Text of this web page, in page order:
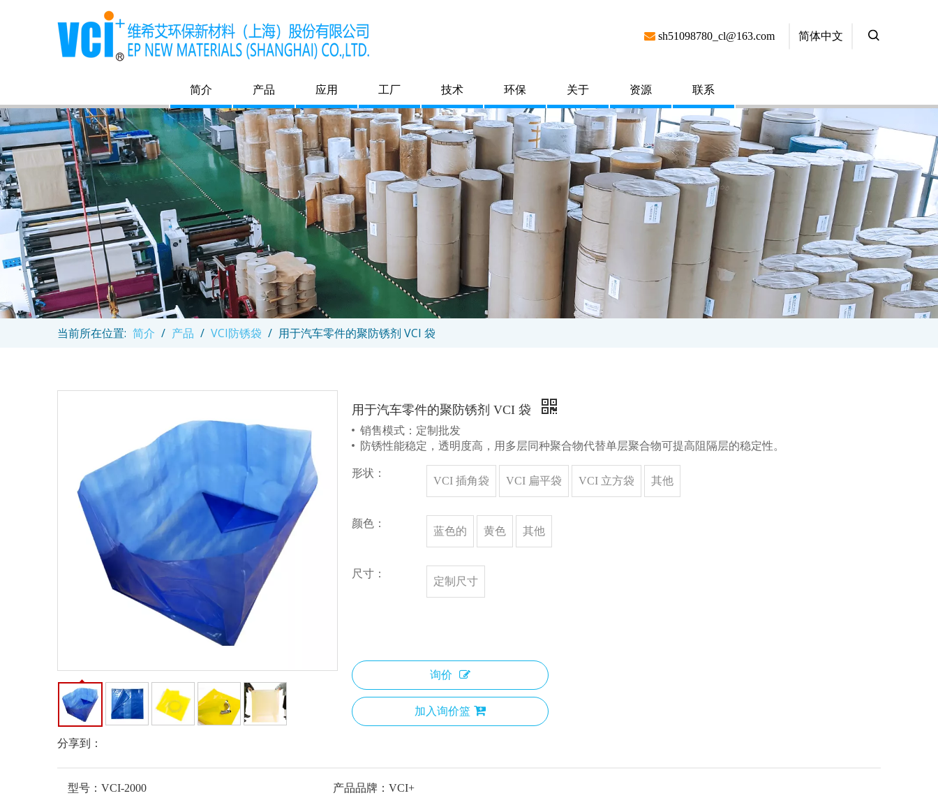
 sh51098780_cl@163.com 简体中文
简介 产品 应用 工厂 技术 环保 关于 资源 联系
当前所在位置: 简介 / 产品 / VCI防锈袋 / 用于汽车零件的聚防锈剂 VCI 袋
分享到：
用于汽车零件的聚防锈剂 VCI 袋
销售模式：定制批发
防锈性能稳定，透明度高，用多层同种聚合物代替单层聚合物可提高阻隔层的稳定性。
形状：
VCI 插角袋 VCI 扁平袋 VCI 立方袋 其他
颜色：
蓝色的 黄色 其他
尺寸：
定制尺寸
询价
加入询价篮
型号： VCI-2000 产品品牌： VCI+